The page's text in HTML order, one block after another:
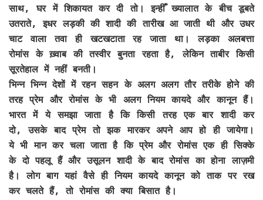
साथ, घर में शिकायत कर दी तो। इन्हीँ ख्यालात के बीच डूबते
उतराते, इधर लड़की की शादी की तारीख आ जाती थी और उधर
चाट वाला तवा ही खटखटाता रह जाता था। लड़का अलबत्ता
रोमांस के ख़्वाब की तस्वीर बुनता रहता है, लेकिन ताबीर किसी
सूरतेहाल में नहीं बनती।
भिन्न भिन्न देशों में रहन सहन के अलग अलग तौर तरीके होने की
तरह प्रेम और रोमांस के भी अलग नियम कायदे और कानून हैं।
भारत में ये समझा जाता है कि किसी तरह एक बार शादी कर
दो, उसके बाद प्रेम तो झक मारकर अपने आप हो ही जायेगा।
ये भी मान कर चला जाता है कि प्रेम और रोमांस एक ही सिक्के
के दो पहलू हैं और उसूलन शादी के बाद रोमांस का होना लाज़मी
है। लोग बाग यहां वैसे ही नियम कायदे कानून को ताक पर रख
कर चलते हैं, तो रोमांस की क्या बिसात है।